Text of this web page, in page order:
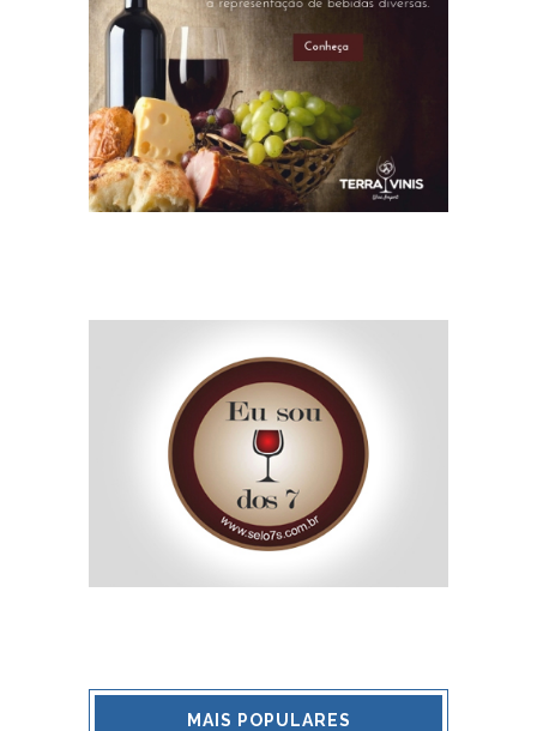
MAIS POPULARES